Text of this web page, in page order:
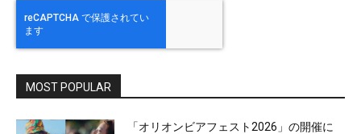
MOST POPULAR
「オリオンビアフェスト2026」の開催に